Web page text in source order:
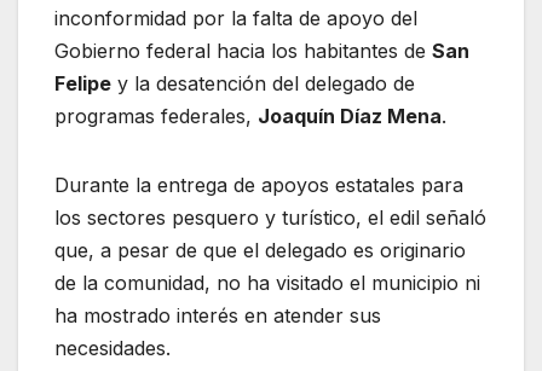
inconformidad por la falta de apoyo del
Gobierno federal hacia los habitantes de San
Felipe y la desatención del delegado de
programas federales, Joaquín Díaz Mena.
Durante la entrega de apoyos estatales para
los sectores pesquero y turístico, el edil señaló
que, a pesar de que el delegado es originario
de la comunidad, no ha visitado el municipio ni
ha mostrado interés en atender sus
necesidades.